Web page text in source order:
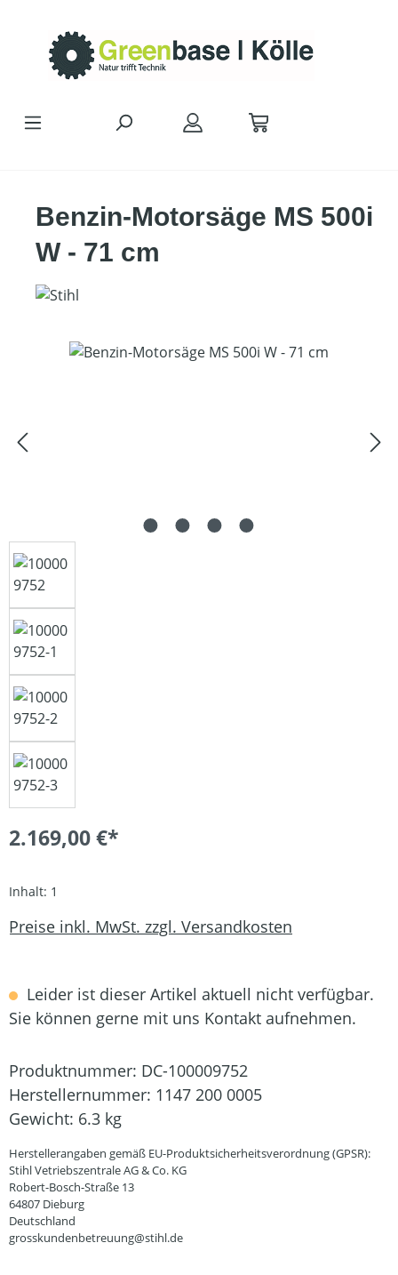
Benzin-Motorsäge MS 500i
W - 71 cm
Bildergalerie überspringen
2.169,00 €*
Inhalt: 1
Preise inkl. MwSt. zzgl. Versandkosten
Leider ist dieser Artikel aktuell nicht verfügbar.
Sie können gerne mit uns Kontakt aufnehmen.
Produktnummer: DC-100009752
Herstellernummer: 1147 200 0005
Gewicht: 6.3 kg
Herstellerangaben gemäß EU-Produktsicherheitsverordnung (GPSR):
Stihl Vetriebszentrale AG & Co. KG
Robert-Bosch-Straße 13
64807 Dieburg
Deutschland
grosskundenbetreuung@stihl.de